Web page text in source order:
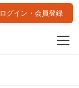
ログイン・会員登録